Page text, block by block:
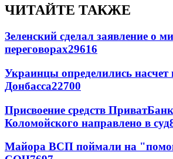
ЧИТАЙТЕ ТАКЖЕ
Зеленский сделал заявление о
переговорах29616
Украинцы определились насчет
Донбасса22700
Присвоение средств
Коломойского направлено в суд
Майора ВСП поймали на